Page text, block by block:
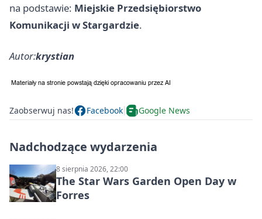
na podstawie: Miejskie Przedsiębiorstwo
Komunikacji w Stargardzie.
Autor:krystian
Zaobserwuj nas! Facebook Google News
Nadchodzące wydarzenia
8 sierpnia 2026, 22:00
The Star Wars Garden Open Day w
Forres